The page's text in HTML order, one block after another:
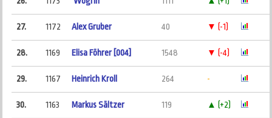
27. 1172 Alex Gruber 40 ▼ (-1)
28. 1169 Elisa Föhrer [004] 1548 ▼ (-4)
29. 1167 Heinrich Kroll 264 -
30. 1163 Markus Sältzer 119 ▲ (+2)